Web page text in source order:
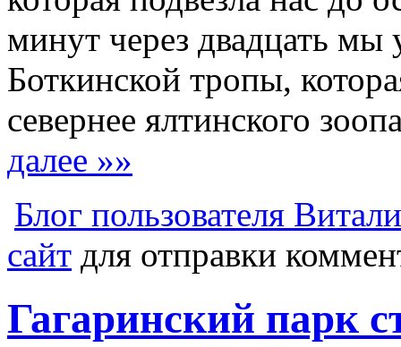
минут через двадцать мы
Боткинской тропы,
севернее ялтинского
далее »»
Блог пользователя
сайт для отправки
Гагаринский парк